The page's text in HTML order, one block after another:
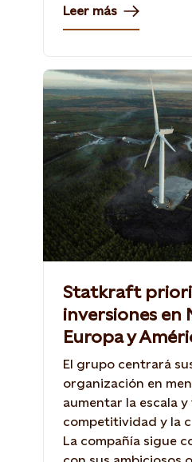
Leer más
Statkraft
inversiones en
Europa y
El grupo centrará
organización en
aumentar la escala
competitividad y la
La compañía sigue